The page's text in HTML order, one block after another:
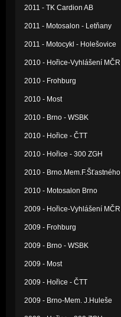
2011 - TK Cardion AB
2011 - Motosalon - Letňany
2011 - Motocykl - Holešovice
2010 - Hořice-Vyhlášení MČR
2010 - Frohburg
2010 - Most
2010 - Brno - WSBK
2010 - Hořice - ČTT
2010 - Hořice - 300 ZGH
2010 - Brno.Mem.F.Šťastného
2010 - Motosalon Brno
2009 - Hořice-Vyhlášení MČR
2009 - Frohburg
2009 - Brno - WSBK
2009 - Most
2009 - Hořice - ČTT
2009 - Brno-Mem. J.Huleše